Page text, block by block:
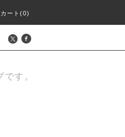
カート(0)
す。